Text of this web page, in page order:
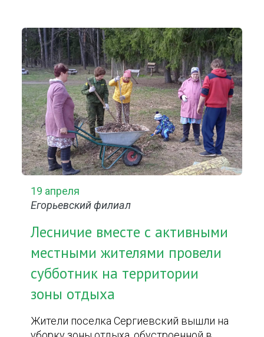
19 апреля
Егорьевский филиал
Лесничие вместе с активными
местными жителями провели
субботник на территории
зоны отдыха
Жители поселка Сергиевский вышли на